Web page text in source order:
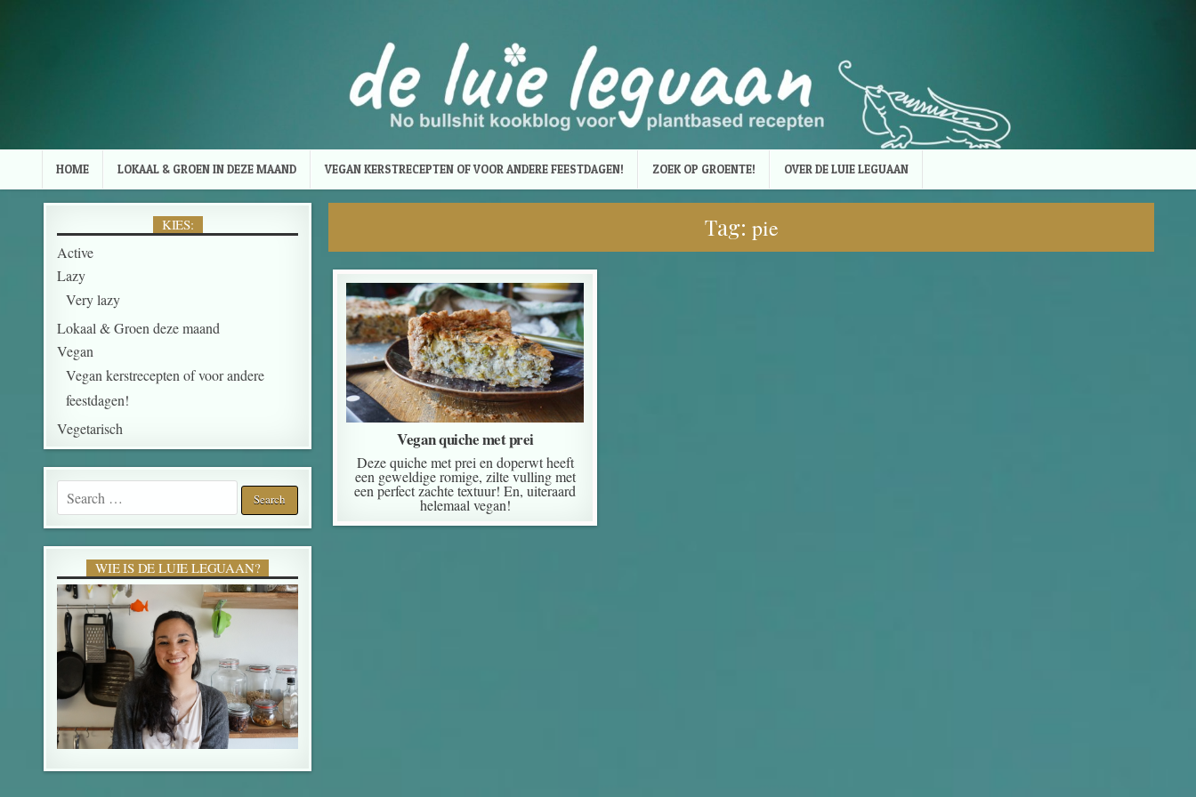
HOME LOKAAL & GROEN IN DEZE MAAND VEGAN KERSTRECEPTEN OF VOOR ANDERE FEESTDAGEN! ZOEK OP GROENTE! OVER DE LUIE LEGUAAN
Tag: pie
Vegan quiche met prei
Deze quiche met prei en doperwt heeft
een geweldige romige, zilte vulling met
een perfect zachte textuur! En, uiteraard
helemaal vegan!
KIES:
Active
Lazy
Very lazy
Lokaal & Groen deze maand
Vegan
Vegan kerstrecepten of voor andere
feestdagen!
Vegetarisch
Search for:
WIE IS DE LUIE LEGUAAN?